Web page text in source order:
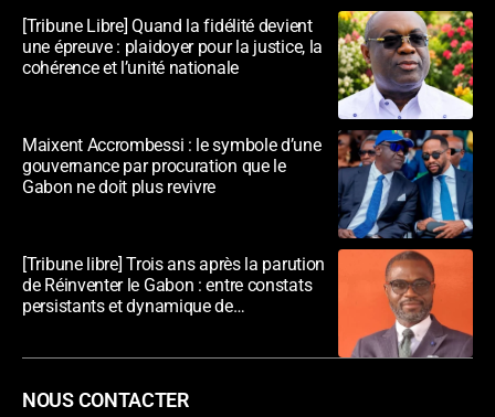
[Tribune Libre] Quand la fidélité devient
une épreuve : plaidoyer pour la justice, la
cohérence et l’unité nationale
Maixent Accrombessi : le symbole d’une
gouvernance par procuration que le
Gabon ne doit plus revivre
[Tribune libre] Trois ans après la parution
de Réinventer le Gabon : entre constats
persistants et dynamique de
NOUS CONTACTER